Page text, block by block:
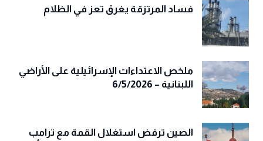
فساد المرتزقة يغرق تعز في الظلام
ملخص الاعتداءات الإسرائيلية على الأراضي
اللبنانية – 6/5/2026
الصين ترفض استغلال القمة مع ترامب